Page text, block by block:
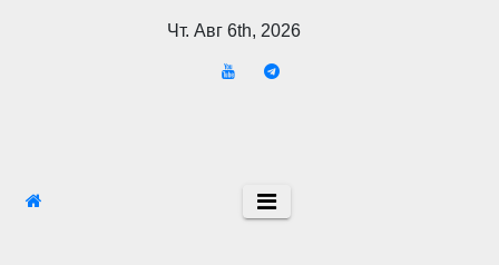
Чт. Авг 6th, 2026